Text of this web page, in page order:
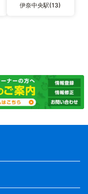
伊奈中央駅(13)